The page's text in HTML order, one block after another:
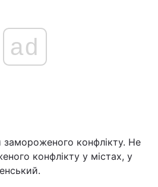
ad
конфлікту. Не
конфлікту у містах, у